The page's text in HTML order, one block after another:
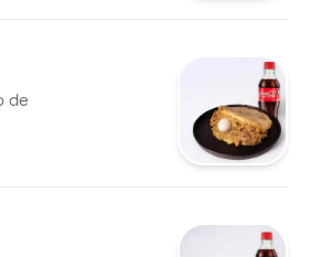
de